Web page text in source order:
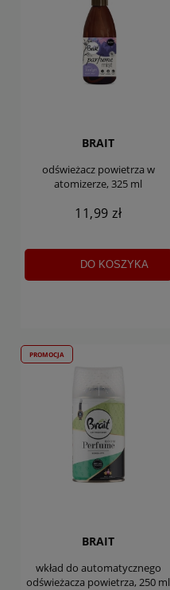
BRAIT
odświeżacz powietrza w
atomizerze, 325 ml
11,99 zł
DO KOSZYKA
BRAIT
wkład do automatycznego
odświeżacza powietrza, 250 ml
PROMOCJA